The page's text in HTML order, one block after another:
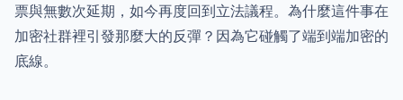
票與無數次延期，如今再度回到立法議程。為什麼這件事在
加密社群裡引發那麼大的反彈？因為它碰觸了端到端加密的
底線。